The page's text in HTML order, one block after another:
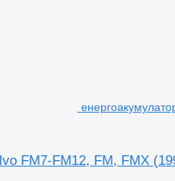
FM7-FM12, FM, FMX